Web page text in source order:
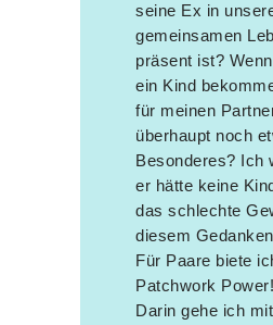
seine Ex in
gemeinsamen
präsent ist?
ein Kind
für meinen
überhaupt noch
Besonderes? Ich
er hätte keine
das schlechte
diesem
Für Paare biete
Patchwork
Darin gehe ich